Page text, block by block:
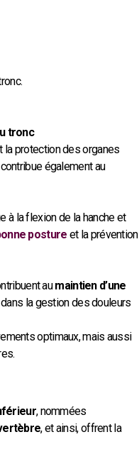
tronc
la protection des organes
également au
à la flexion de la hanche et
posture et la prévention
aumaintien d’une
la gestion des douleurs
optimaux, mais aussi
, nommées
, et ainsi, offrent la